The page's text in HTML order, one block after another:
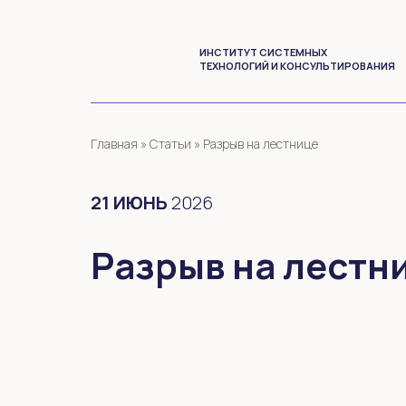
ИНСТИТУТ СИСТЕМНЫХ
ТЕХНОЛОГИЙ И КОНСУЛЬТИРОВАНИЯ
Главная » Статьи » Разрыв на лестнице
21 ИЮНЬ2026
Разрыв на